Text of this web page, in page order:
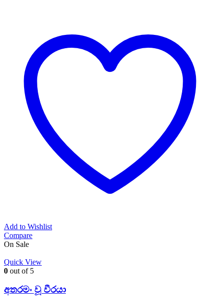
Add to Wishlist
Compare
On Sale
Quick View
0 out of 5
අතරමං වූ වීරයා